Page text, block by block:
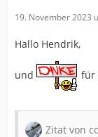
19. November 2023
Hallo Hendrik,
und für
Zitat von